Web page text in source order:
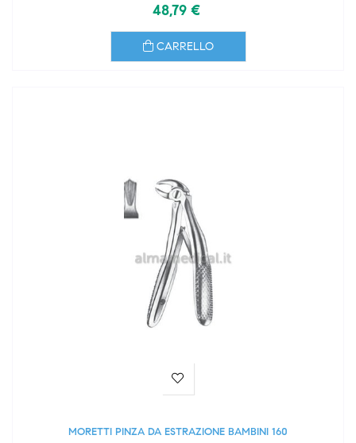
48,79 €
CARRELLO
MORETTI PINZA DA ESTRAZIONE BAMBINI 160